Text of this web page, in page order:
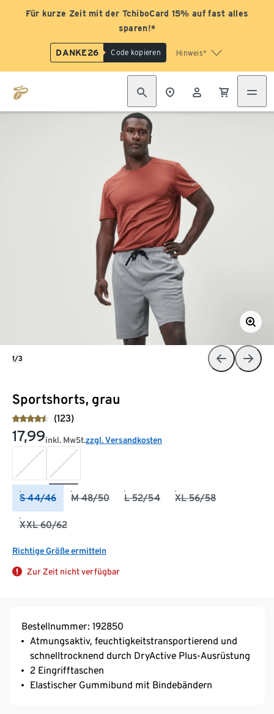
Für kurze Zeit mit der TchiboCard 15% auf fast alles
sparen!*
DANKE26 Code kopieren Hinweis*
Sportshorts, grau
(123)
17,99inkl. MwSt.zzgl. Versandkosten
S 44/46 M 48/50 L 52/54 XL 56/58
XXL 60/62
Richtige Größe ermitteln
Zur Zeit nicht verfügbar
1/3
Bestellnummer: 192850
Atmungsaktiv, feuchtigkeitstransportierend und
schnelltrocknend durch DryActive Plus-Ausrüstung
2 Eingrifftaschen
Elastischer Gummibund mit Bindebändern